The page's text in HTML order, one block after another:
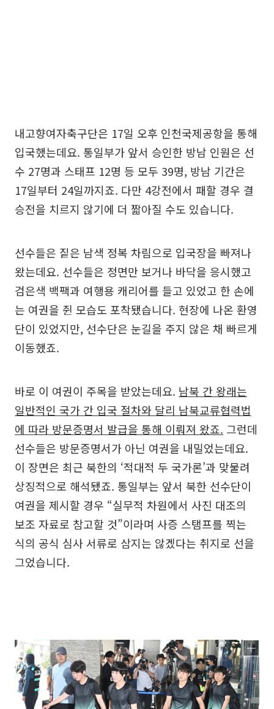
내고향여자축구단은 17일 오후 인천국제공항을 통해
입국했는데요. 통일부가 앞서 승인한 방남 인원은 선
수 27명과 스태프 12명 등 모두 39명, 방남 기간은
17일부터 24일까지죠. 다만 4강전에서 패할 경우 결
승전을 치르지 않기에 더 짧아질 수도 있습니다.
선수들은 짙은 남색 정복 차림으로 입국장을 빠져나
왔는데요. 선수들은 정면만 보거나 바닥을 응시했고
검은색 백팩과 여행용 캐리어를 들고 있었고 한 손에
는 여권을 쥔 모습도 포착됐습니다. 현장에 나온 환영
단이 있었지만, 선수단은 눈길을 주지 않은 채 빠르게
이동했죠.
바로 이 여권이 주목을 받았는데요. 남북 간 왕래는
일반적인 국가 간 입국 절차와 달리 남북교류협력법
에 따라 방문증명서 발급을 통해 이뤄져 왔죠. 그런데
선수들은 방문증명서가 아닌 여권을 내밀었는데요.
이 장면은 최근 북한의 ‘적대적 두 국가론’과 맞물려
상징적으로 해석됐죠. 통일부는 앞서 북한 선수단이
여권을 제시할 경우 “실무적 차원에서 사진 대조의
보조 자료로 참고할 것”이라며 사증 스탬프를 찍는
식의 공식 심사 서류로 삼지는 않겠다는 취지로 선을
그었습니다.